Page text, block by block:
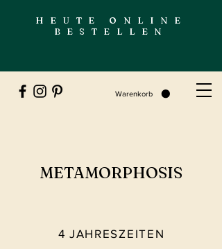
HEUTE ONLINE
BESTELLEN
Warenkorb
METAMORPHOSIS
4 JAHRESZEITEN